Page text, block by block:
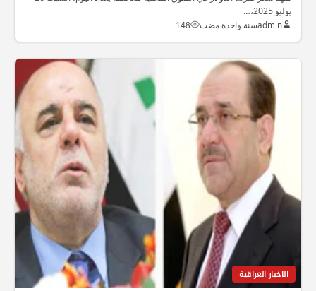
يوليو 2025،…
adminسنة واحدة مضت 148
الاخبار العراقية